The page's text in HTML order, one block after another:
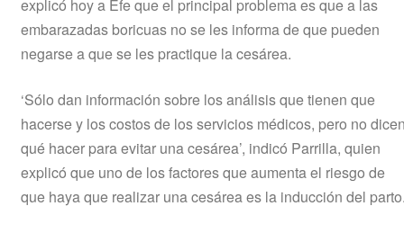
explicó hoy a Efe que el principal problema es que a las
embarazadas boricuas no se les informa de que pueden
negarse a que se les practique la cesárea.
‘Sólo dan información sobre los análisis que tienen que
hacerse y los costos de los servicios médicos, pero no
qué hacer para evitar una cesárea’, indicó Parrilla, quien
explicó que uno de los factores que aumenta el riesgo de
que haya que realizar una cesárea es la inducción del